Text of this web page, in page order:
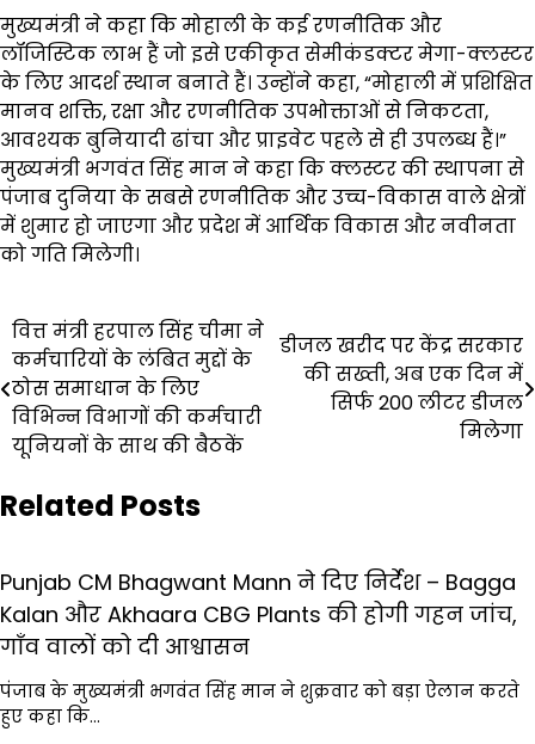
मुख्यमंत्री ने कहा कि मोहाली के कई रणनीतिक और
लॉजिस्टिक लाभ हैं जो इसे एकीकृत सेमीकंडक्टर मेगा-क्लस्टर
के लिए आदर्श स्थान बनाते हैं। उन्होंने कहा, “मोहाली में प्रशिक्षित
मानव शक्ति, रक्षा और रणनीतिक उपभोक्ताओं से निकटता,
आवश्यक बुनियादी ढांचा और प्राइवेट पहले से ही उपलब्ध हैं।”
मुख्यमंत्री भगवंत सिंह मान ने कहा कि क्लस्टर की स्थापना से
पंजाब दुनिया के सबसे रणनीतिक और उच्च-विकास वाले क्षेत्रों
में शुमार हो जाएगा और प्रदेश में आर्थिक विकास और नवीनता
को गति मिलेगी।
Post
navigation
वित्त मंत्री हरपाल सिंह चीमा ने
कर्मचारियों के लंबित मुद्दों के
ठोस समाधान के लिए
विभिन्न विभागों की कर्मचारी
यूनियनों के साथ की बैठकें
डीजल खरीद पर केंद्र सरकार
की सख्ती, अब एक दिन में
सिर्फ 200 लीटर डीजल
मिलेगा
Related Posts
Punjab CM Bhagwant Mann ने दिए निर्देश – Bagga
Kalan और Akhaara CBG Plants की होगी गहन जांच,
गाँव वालों को दी आश्वासन
पंजाब के मुख्यमंत्री भगवंत सिंह मान ने शुक्रवार को बड़ा ऐलान करते
हुए कहा कि…